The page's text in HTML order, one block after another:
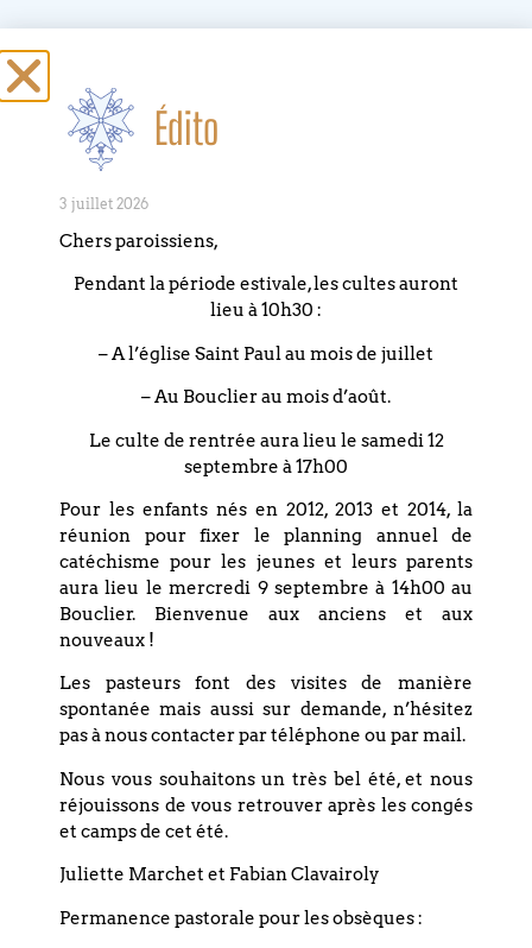
+ Ajouter à mon Agenda Google
+ Exporter vers iCal
Précédent
Édito
3 juillet 2026
Chers paroissiens,
Pendant la période estivale, les cultes auront
lieu à 10h30 :
– A l’église Saint Paul au mois de juillet
– Au Bouclier au mois d’août.
Le culte de rentrée aura lieu le samedi 12
septembre à 17h00
Pour les enfants nés en 2012, 2013 et 2014, la
réunion pour fixer le planning annuel de
catéchisme pour les jeunes et leurs parents
aura lieu le mercredi 9 septembre à 14h00 au
Bouclier. Bienvenue aux anciens et aux
nouveaux !
Les pasteurs font des visites de manière
spontanée mais aussi sur demande, n’hésitez
pas à nous contacter par téléphone ou par mail.
Nous vous souhaitons un très bel été, et nous
réjouissons de vous retrouver après les congés
et camps de cet été.
Juliette Marchet et Fabian Clavairoly
Permanence pastorale pour les obsèques :